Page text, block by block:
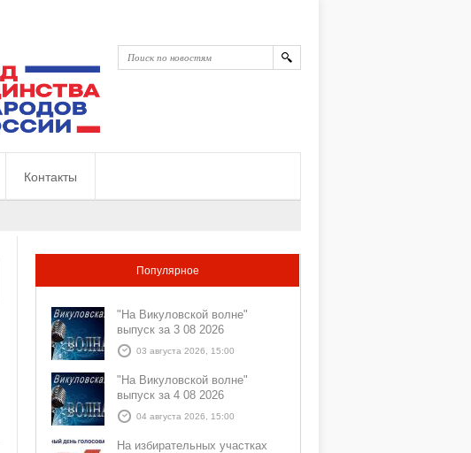
Контакты
Популярное
"На Викуловской волне"
выпуск за 3 08 2026
03 августа 2026, 15:00
"На Викуловской волне"
выпуск за 4 08 2026
04 августа 2026, 15:00
На избирательных участках